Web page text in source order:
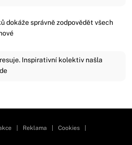
dokáže správně zodpovědět všech
Inspirativní kolektiv našla
Reklama Cookies